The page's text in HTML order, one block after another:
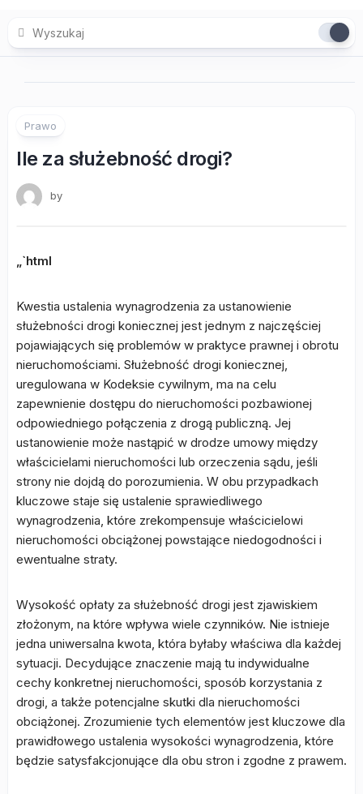
content
Prawo
Ile za służebność drogi?
by
„`html
Kwestia ustalenia wynagrodzenia za ustanowienie
służebności drogi koniecznej jest jednym z najczęściej
pojawiających się problemów w praktyce prawnej i obrotu
nieruchomościami. Służebność drogi koniecznej,
uregulowana w Kodeksie cywilnym, ma na celu
zapewnienie dostępu do nieruchomości pozbawionej
odpowiedniego połączenia z drogą publiczną. Jej
ustanowienie może nastąpić w drodze umowy między
właścicielami nieruchomości lub orzeczenia sądu, jeśli
strony nie dojdą do porozumienia. W obu przypadkach
kluczowe staje się ustalenie sprawiedliwego
wynagrodzenia, które zrekompensuje właścicielowi
nieruchomości obciążonej powstające niedogodności i
ewentualne straty.
Wysokość opłaty za służebność drogi jest zjawiskiem
złożonym, na które wpływa wiele czynników. Nie istnieje
jedna uniwersalna kwota, która byłaby właściwa dla każdej
sytuacji. Decydujące znaczenie mają tu indywidualne
cechy konkretnej nieruchomości, sposób korzystania z
drogi, a także potencjalne skutki dla nieruchomości
obciążonej. Zrozumienie tych elementów jest kluczowe dla
prawidłowego ustalenia wysokości wynagrodzenia, które
będzie satysfakcjonujące dla obu stron i zgodne z prawem.